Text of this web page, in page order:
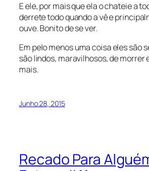
E ele, por mais que ela o chateie a
derrete todo quando a vê e
ouve. Bonito de se ver.
Em pelo menos uma coisa eles são
são lindos, maravilhosos, de morrer
mais.
Junho 28, 2015
Recado Para